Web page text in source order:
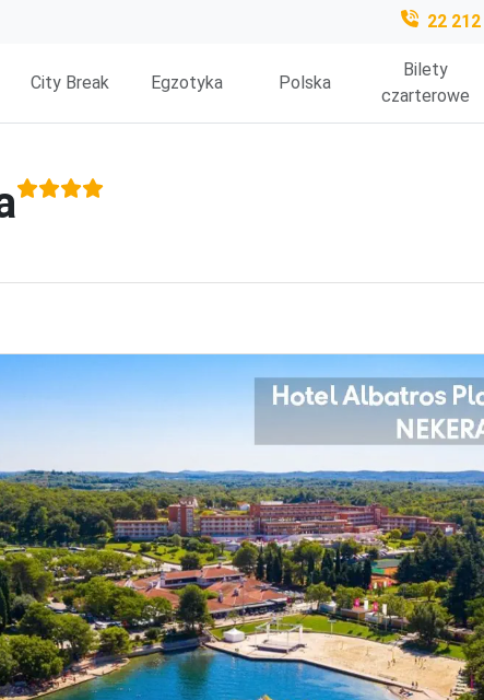
22
City Break Egzotyka Polska
Bilety
czarterowe